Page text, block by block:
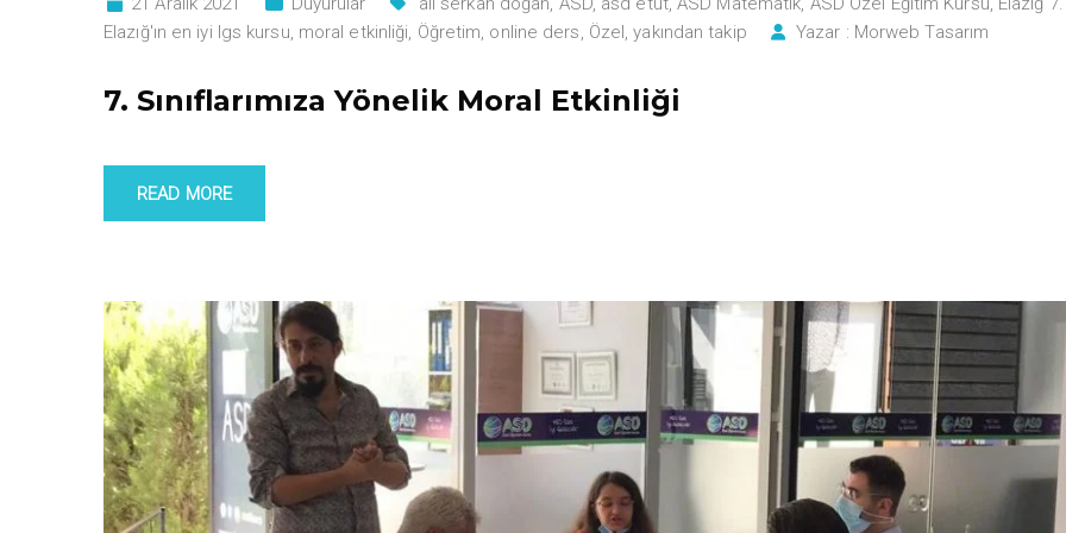
Elazığ'ın en iyi lgs kursu, moral etkinliği, Öğretim, online ders, Özel,yakından takip Yazar : Morweb Tasarım
7. Sınıflarımıza Yönelik Moral Etkinliği
READ MORE